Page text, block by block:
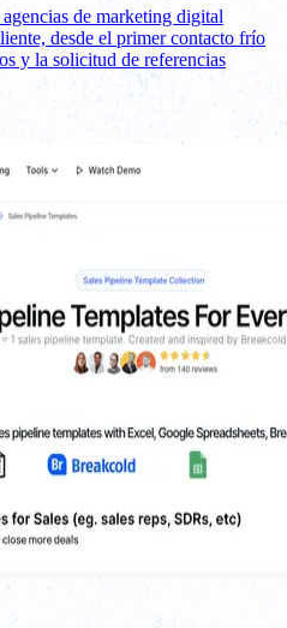
de marketing digital
desde el primer contacto frío
y la solicitud de referencias